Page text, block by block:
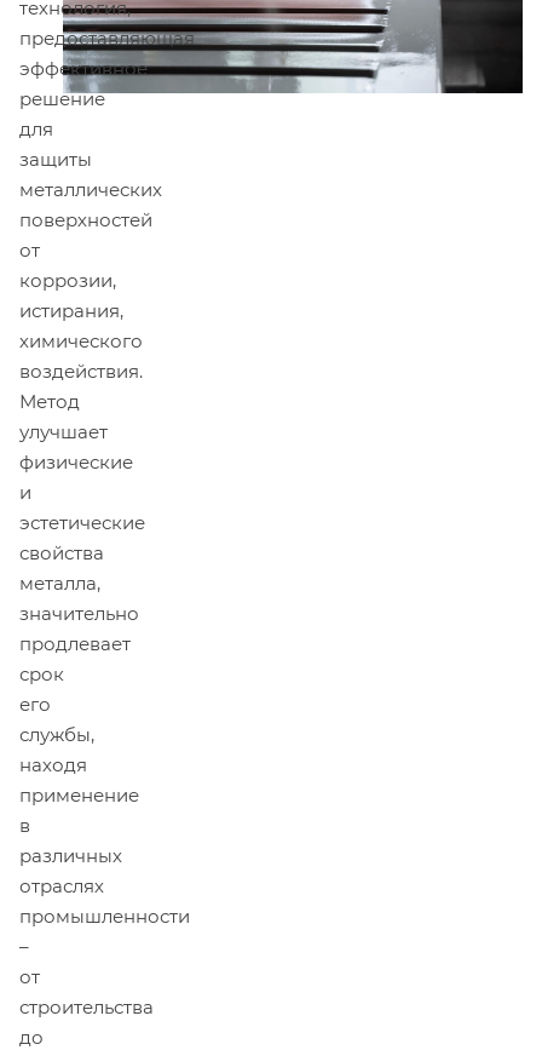
технология,
предоставляющая
эффективное
решение
для
защиты
металлических
поверхностей
от
коррозии,
истирания,
химического
воздействия.
Метод
улучшает
физические
и
эстетические
свойства
металла,
значительно
продлевает
срок
его
службы,
находя
применение
в
различных
отраслях
промышленности
–
от
строительства
до